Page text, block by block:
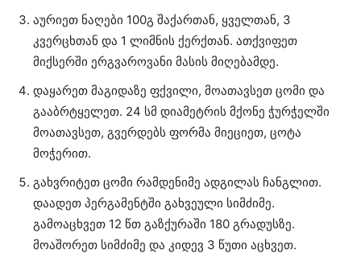
აურიეთ ნაღები 100გ შაქართან, ყველთან, 3
კვერცხთან და 1 ლიმნის ქერქთან. ათქვიფეთ
მიქსერში ერგვაროვანი მასის მიღებამდე.
დაყარეთ მაგიდაზე ფქვილი, მოათავსეთ ცომი და
გააბრტყელეთ. 24 სმ დიამეტრის მქონე ჭურჭელში
მოათავსეთ, გვერდებს ფორმა მიეციეთ, ცოტა
მოჭერით.
გახვრიტეთ ცომი რამდენიმე ადგილას ჩანგლით.
დაადეთ პერგამენტში გახვეული სიმძიმე.
გამოაცხვეთ 12 წთ გაზქურაში 180 გრადუსზე.
მოაშორეთ სიმძიმე და კიდევ 3 წუთი აცხვეთ.